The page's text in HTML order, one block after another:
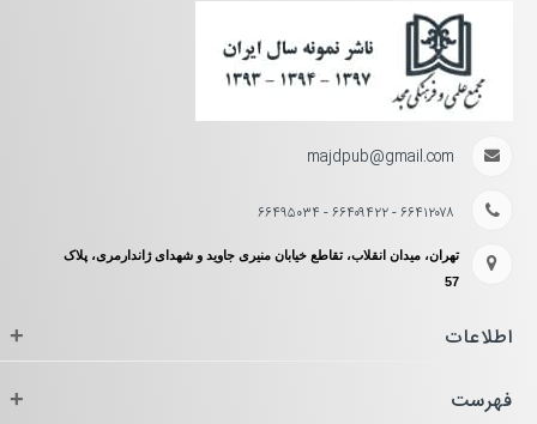
majdpub@gmail.com
۶۶۴۱۲۰۷۸ - ۶۶۴۰۹۴۲۲ - ۶۶۴۹۵۰۳۴
تهران، میدان انقلاب، تقاطع خیابان منیری جاوید و شهدای ژاندارمری، پلاک
57
اطلاعات +
فهرست +